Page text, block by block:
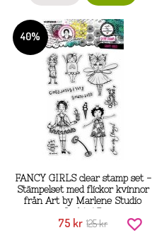
40%
FANCY GIRLS clear stamp set -
Stämpelset med flickor kvinnor
från Art by Marlene Studio
75 kr 125 kr